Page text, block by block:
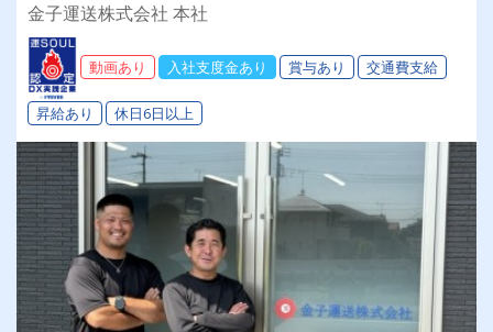
金子運送株式会社 本社
動画あり 入社支度金あり 賞与あり 交通費支給
昇給あり 休日6日以上